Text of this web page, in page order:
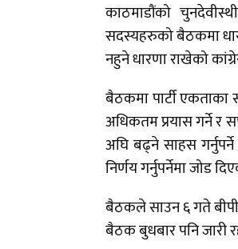
काठमाडौंको
सदस्यहरुको बैठकमा
नहुने धारणा राखेको
बैठकमा पार्टी एकताका
अधिकतम प्रयास गर्ने र
अघि बढ्ने साहस
निर्णय गर्नुपर्नेमा जोड
बैठकले साउन ६ गते बीपी
बैठक बुधबार पनि जारी